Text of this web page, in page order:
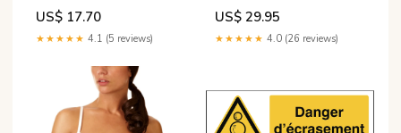
US$ 17.70
★★★★★ 4.1 (5 reviews)
US$ 29.95
★★★★★ 4.0 (26 reviews)